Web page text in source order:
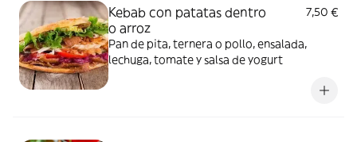
Kebab con patatas dentro
o arroz
7,50 €
Pan de pita, ternera o pollo, ensalada,
lechuga, tomate y salsa de yogurt